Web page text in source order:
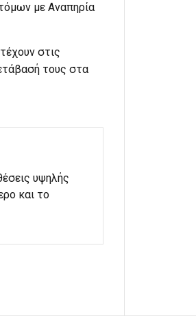
με Αναπηρία
στις
τους στα
υψηλής
και το